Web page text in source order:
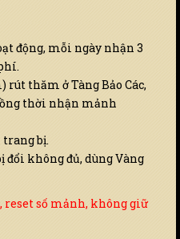
động, mỗi ngày nhận 3
rút thăm ở Tàng Bảo Các,
thời nhận mảnh
trang bị.
đổi không đủ, dùng Vàng
reset số mảnh, không giữ